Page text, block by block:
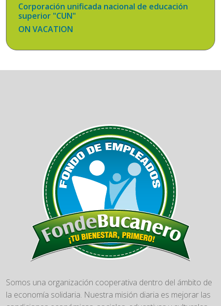
Corporación unificada nacional de educación
superior "CUN"
ON VACATION
Somos una organización cooperativa dentro del ámbito de
la economía solidaria. Nuestra misión diaria es mejorar las